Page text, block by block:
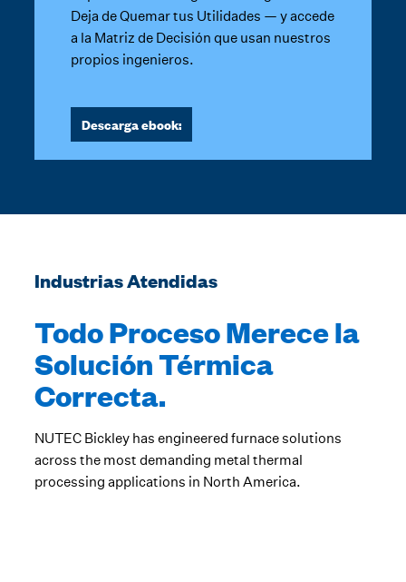
Deja de Quemar tus Utilidades — y accede
a la Matriz de Decisión que usan nuestros
propios ingenieros.
Descarga ebook:
Industrias Atendidas
Todo Proceso Merece la
Solución Térmica
Correcta.
NUTEC Bickley has engineered furnace solutions
across the most demanding metal thermal
processing applications in North America.